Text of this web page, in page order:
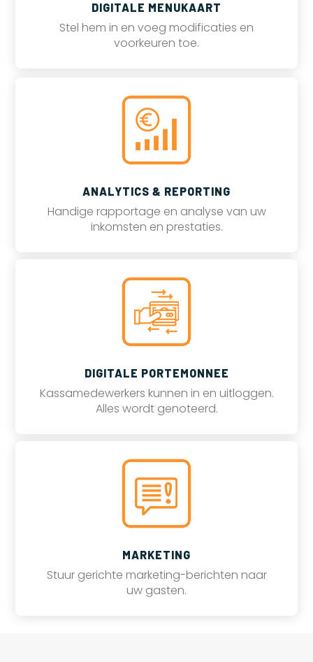
DIGITALE MENUKAART
Stel hem in en voeg modificaties en
voorkeuren toe.
ANALYTICS & REPORTING
Handige rapportage en analyse van uw
inkomsten en prestaties.
DIGITALE PORTEMONNEE
Kassamedewerkers kunnen in en uitloggen.
Alles wordt genoteerd.
MARKETING
Stuur gerichte marketing-berichten naar
uw gasten.